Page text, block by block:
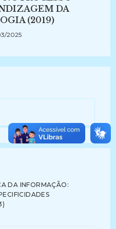
DA
(2019)
2025
DA INFORMAÇÃO: